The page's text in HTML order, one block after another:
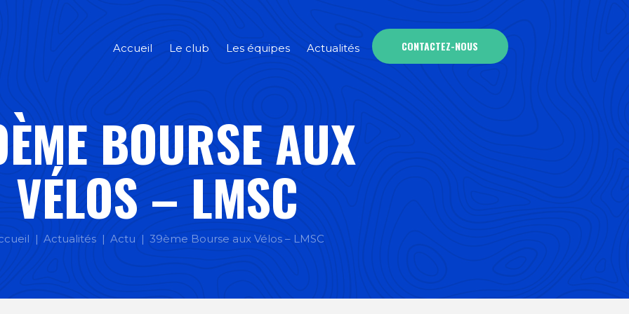
Accueil Le club Les équipes Actualités CONTACTEZ-NOUS
BOURSE AUX
VÉLOS – LMSC
Actualités Actu 39ème Bourse aux Vélos – LMSC